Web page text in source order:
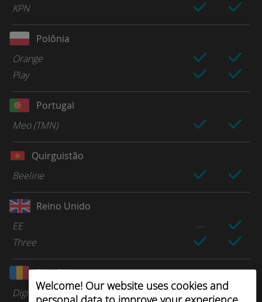
Welcome! Our website uses cookies and
personal data to improve your experience
KPN
Polônia
Orange
Play
Portugal
Meo (TMN)
Quirguistão
Beeline
Reino Unido
EE
Three
Romênia
Digi